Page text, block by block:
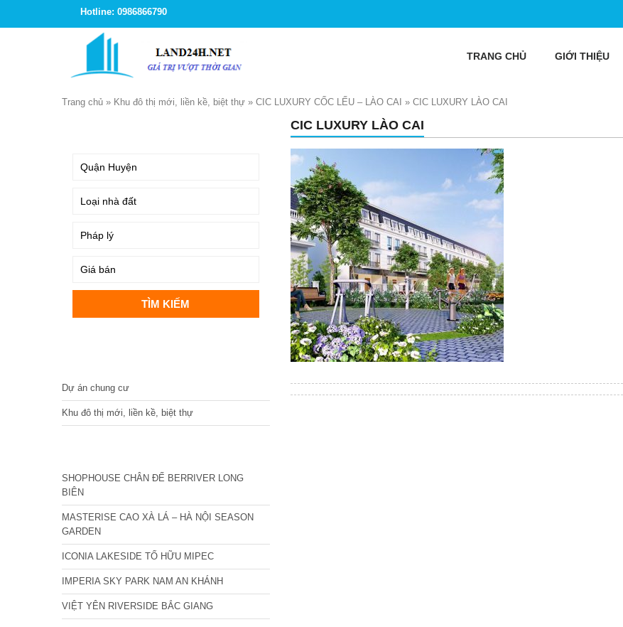
Hotline: 0986866790
TRANG CHỦ GIỚI THIỆU
Trang chủ » Khu đô thị mới, liền kề, biệt thự » CIC LUXURY CỐC LẾU – LÀO CAI » CIC LUXURY LÀO CAI
CIC LUXURY LÀO CAI
Dự án chung cư
Khu đô thị mới, liền kề, biệt thự
SHOPHOUSE CHÂN ĐẾ BERRIVER LONG
BIÊN
MASTERISE CAO XÀ LÁ – HÀ NỘI SEASON
GARDEN
ICONIA LAKESIDE TỐ HỮU MIPEC
IMPERIA SKY PARK NAM AN KHÁNH
VIỆT YÊN RIVERSIDE BẮC GIANG